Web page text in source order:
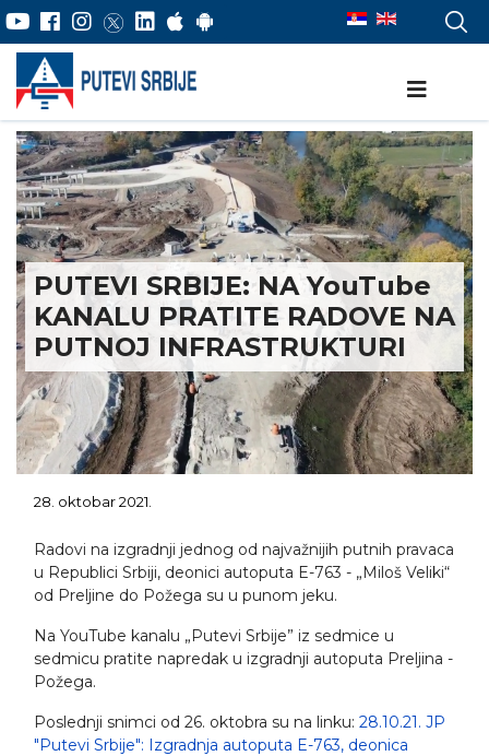
PUTEVI SRBIJE: NA YouTube
KANALU PRATITE RADOVE NA
PUTNOJ INFRASTRUKTURI
28. oktobar 2021.
Radovi na izgradnji jednog od najvažnijih putnih pravaca
u Republici Srbiji, deonici autoputa E-763 - „Miloš Veliki“
od Preljine do Požega su u punom jeku.
Na YouTube kanalu „Putevi Srbije” iz sedmice u
sedmicu pratite napredak u izgradnji autoputa Preljina -
Požega.
Poslednji snimci od 26. oktobra su na linku: 28.10.21. JP
"Putevi Srbije": Izgradnja autoputa E-763, deonica